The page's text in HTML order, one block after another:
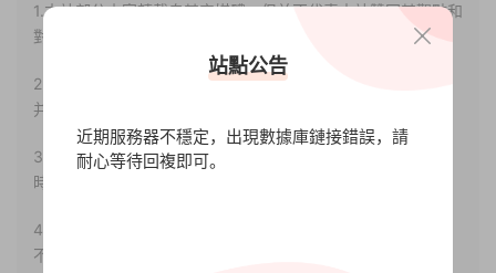
1.本站部分内容轉載自其它媒體，但并不代表本站贊同其觀點和
對其真實性負責。
2.若您需要商業運營或用于其他商業活動，請您購買正版授權
并合法使用。
3.如果本站有侵犯、不妥之處的資源，請聯系我們。将會第一
時間解決！
4.本站部分内容均由互聯網收集整理，僅供大家參考、學習，
不存在任何商業目的與商業用途。
站點公告
近期服務器不穩定，出現數據庫鏈接錯誤，請
耐心等待回複即可。